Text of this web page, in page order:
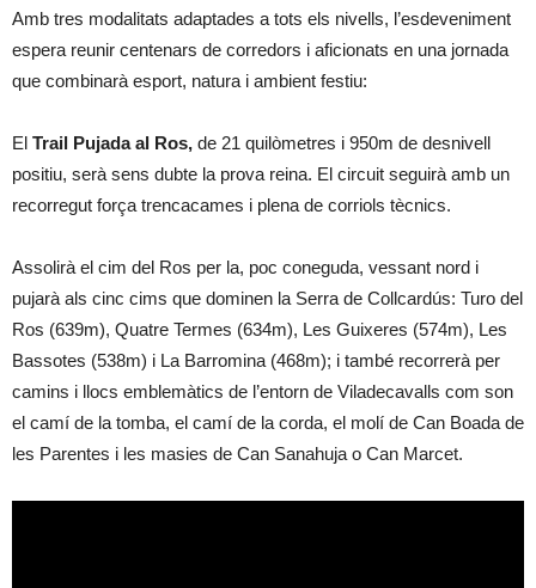
Amb tres modalitats adaptades a tots els nivells, l’esdeveniment
espera reunir centenars de corredors i aficionats en una jornada
que combinarà esport, natura i ambient festiu:
El Trail Pujada al Ros, de 21 quilòmetres i 950m de desnivell
positiu, serà sens dubte la prova reina. El circuit seguirà amb un
recorregut força trencacames i plena de corriols tècnics.
Assolirà el cim del Ros per la, poc coneguda, vessant nord i
pujarà als cinc cims que dominen la Serra de Collcardús: Turo del
Ros (639m), Quatre Termes (634m), Les Guixeres (574m), Les
Bassotes (538m) i La Barromina (468m); i també recorrerà per
camins i llocs emblemàtics de l’entorn de Viladecavalls com son
el camí de la tomba, el camí de la corda, el molí de Can Boada de
les Parentes i les masies de Can Sanahuja o Can Marcet.